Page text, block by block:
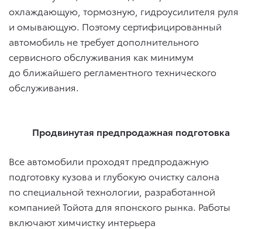
охлаждающую, тормозную, гидроусилителя руля
и омывающую. Поэтому сертифицированный
автомобиль не требует дополнительного
сервисного обслуживания как минимум
до ближайшего регламентного технического
обслуживания.
Продвинутая предпродажная подготовка
Все автомобили проходят предпродажную
подготовку кузова и глубокую очистку салона
по специальной технологии, разработанной
компанией Тойота для японского рынка. Работы
включают химчистку интерьера